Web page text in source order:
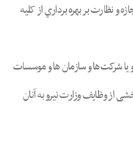
و ﻧﻈﺎرت ﺑﺮ ﺑﻬﺮه ﺑﺮداري از ﮐﻠﯿﻪ
ﯾﺎ ﺷﺮﮐﺖﻫﺎ و ﺳﺎزﻣﺎن ﻫﺎ و ﻣﻮﺳﺴﺎت
از وﻇﺎﯾﻒ وزارت ﻧﯿﺮو ﺑﻪ آﻧﺎن